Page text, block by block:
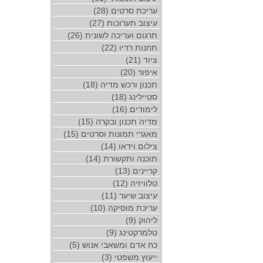
עריכת סרטים (28)
עיצוב תערוכות (27)
תרגום ועריכה לשונית (26)
תחנות רדיו (22)
ציוד (21)
איפור (20)
תכנון ורכש מדיה (18)
סטיילינג (18)
לימודים (16)
מדיה תכנון ובקרה (15)
מאגרי תמונות וסרטים (15)
צילום וידאו (14)
תוכנה ותקשורת (14)
קריינים (13)
טלוויזיה (12)
עיצוב שיער (11)
עריכת מוסיקה (10)
ליהוק (9)
טלמרקטינג (9)
כח אדם ומשאבי אנוש (5)
ייעוץ משפטי (3)